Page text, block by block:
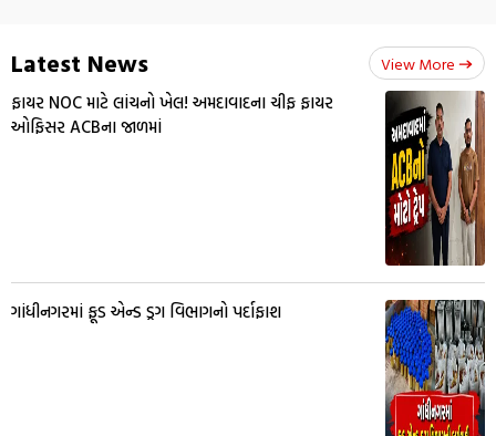
Latest News View More
ફાયર NOC માટે લાંચનો ખેલ! અમદાવાદના ચીફ ફાયર
ઓફિસર ACBના જાળમાં
ગાંધીનગરમાં ફૂડ એન્ડ ડ્રગ વિભાગનો પર્દાફાશ